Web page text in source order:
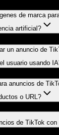
de marca
artificial?
un anuncio de
usuario usando
anuncios de
o URL?
de TikTok con